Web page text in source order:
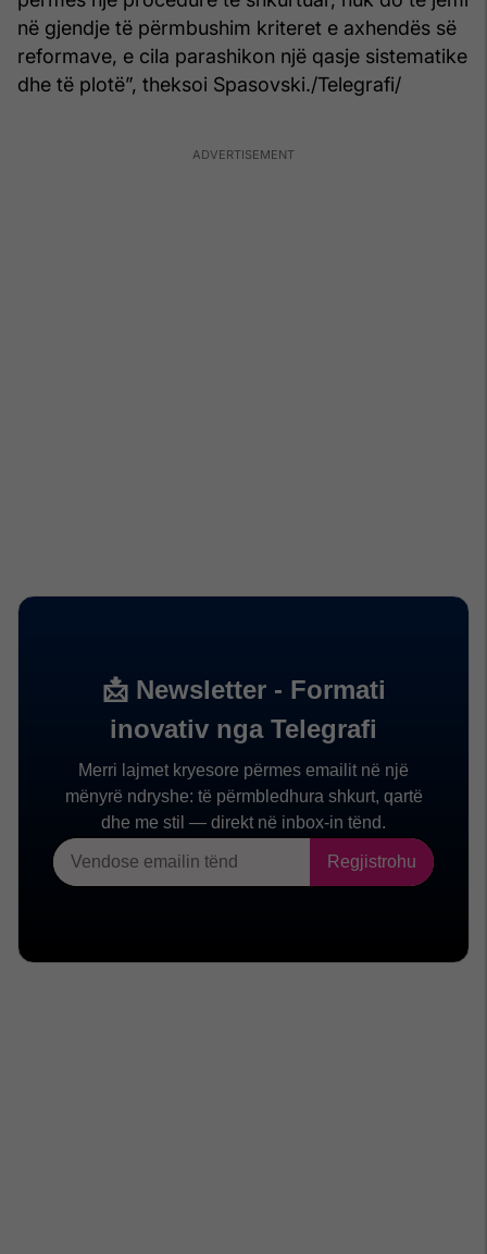
në gjendje të përmbushim kriteret e axhendës së
reformave, e cila parashikon një qasje sistematike
dhe të plotë”, theksoi Spasovski./Telegrafi/